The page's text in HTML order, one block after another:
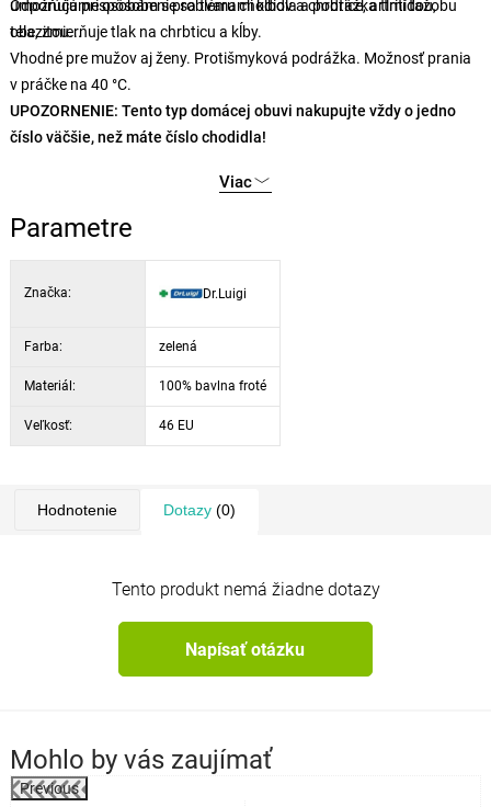
umožňujú prispôsobenie sa tvaru chodidla a podrážka tlmí ťažobu
tela, zmierňuje tlak na chrbticu a kĺby.
Odporúčame osobám s problémami kĺbov a chrbtice, artritídou,
obezitou...
Vhodné pre mužov aj ženy. Protišmyková podrážka. Možnosť prania
v práčke na 40 °C.
UPOZORNENIE: Tento typ domácej obuvi nakupujte vždy o jedno
číslo väčšie, než máte číslo chodidla!
Viac
Parametre
Značka: Dr.Luigi
Farba: zelená
Materiál: 100% bavlna froté
Veľkosť: 46 EU
Hodnotenie Dotazy(0)
Tento produkt nemá žiadne dotazy
Napísať otázku
Mohlo by vás zaujímať
Previous